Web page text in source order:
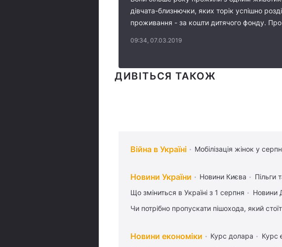
дівчата-близнючки, яких торік успішно
проживання - за кошти дитячого фонду.
09:34, 07.03.2019
ДИВІТЬСЯ ТАКОЖ
Війна в Україні Мобілізація жінок у
Новини України Новини Києва Пільги
Що зміниться в Україні з 1 серпня
Новини
Чи потрібно пропускати пішохода, який
Новини економіки Курс долара Курс